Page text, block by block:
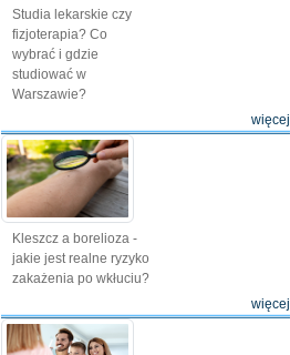
Studia lekarskie czy
fizjoterapia? Co
wybrać i gdzie
studiować w
Warszawie?
więcej
Kleszcz a borelioza -
jakie jest realne ryzyko
zakażenia po wkłuciu?
więcej